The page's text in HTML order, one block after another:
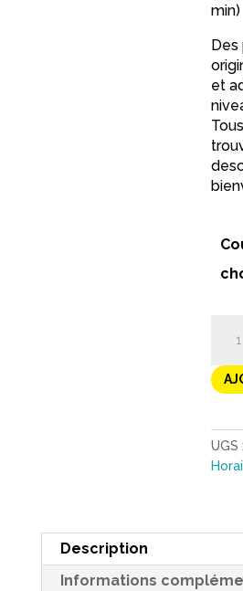
min)
Des
et
en
choix
UGS :
Description
Informations